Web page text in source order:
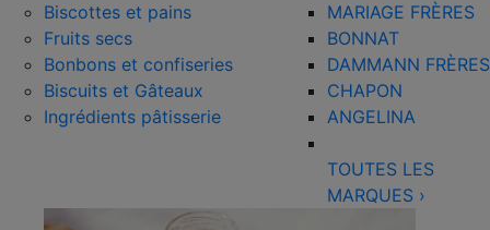
Biscottes et pains
Fruits secs
Bonbons et confiseries
Biscuits et Gâteaux
Ingrédients pâtisserie
MARIAGE FRÈRES
BONNAT
DAMMANN FRÈRES
CHAPON
ANGELINA
TOUTES LES
MARQUES ›